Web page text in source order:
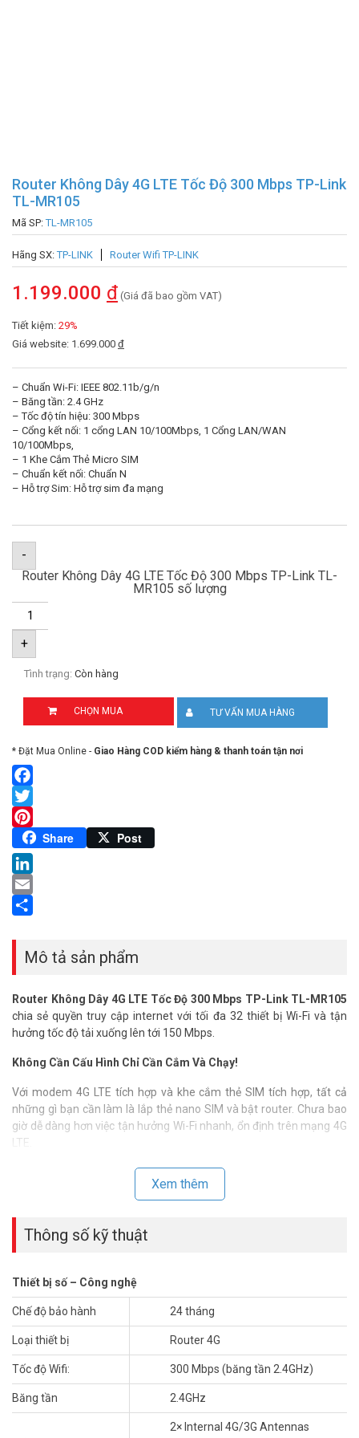
Router Không Dây 4G LTE Tốc Độ 300 Mbps TP-Link
TL-MR105
Mã SP:TL-MR105
Hãng SX:TP-LINK Router Wifi TP-LINK
1.199.000 đ (Giá đã bao gồm VAT)
Tiết kiệm: 29%
Giá website: 1.699.000 đ
– Chuẩn Wi-Fi: IEEE 802.11b/g/n
– Băng tần: 2.4 GHz
– Tốc độ tín hiệu: 300 Mbps
– Cổng kết nối: 1 cổng LAN 10/100Mbps, 1 Cổng LAN/WAN
10/100Mbps,
– 1 Khe Cắm Thẻ Micro SIM
– Chuẩn kết nối: Chuẩn N
– Hỗ trợ Sim: Hỗ trợ sim đa mạng
-
Router Không Dây 4G LTE Tốc Độ 300 Mbps TP-Link TL-
MR105 số lượng
+
Tình trạng: Còn hàng
CHỌN MUA TƯ VẤN MUA HÀNG
* Đặt Mua Online - Giao Hàng COD kiểm hàng & thanh toán tận nơi
Facebook
Twitter
Pinterest
Share Post
LinkedIn
Email
Mô tả sản phẩm
Router Không Dây 4G LTE Tốc Độ 300 Mbps TP-Link TL-MR105
chia sẻ quyền truy cập internet với tối đa 32 thiết bị Wi-Fi và tận
hưởng tốc độ tải xuống lên tới 150 Mbps.
Không Cần Cấu Hình Chỉ Cần Cắm Và Chạy!
Với modem 4G LTE tích hợp và khe cắm thẻ SIM tích hợp, tất cả
những gì bạn cần làm là lắp thẻ nano SIM và bật router. Chưa bao
giờ dễ dàng hơn việc tận hưởng Wi-Fi nhanh, ổn định trên mạng 4G
LTE.
Chia Sẻ Mạng 4G LTE Của Bạn
Tận dụng tối đa mạng 4G LTE tiên tiến của bạn để tải xuống tốc độ
Xem thêm
Thông số kỹ thuật
Thiết bị số – Công nghệ
Chế độ bảo hành 24 tháng
Loại thiết bị Router 4G
Tốc độ Wifi: 300 Mbps (băng tần 2.4GHz)
Băng tần 2.4GHz
2× Internal 4G/3G Antennas